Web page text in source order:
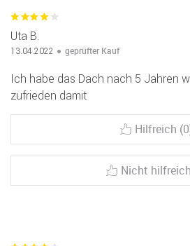
Uta B.
13.04.2022 geprüfter Kauf
Ich habe das Dach nach 5 Jahren
zufrieden damit
Hilfreich
Nicht